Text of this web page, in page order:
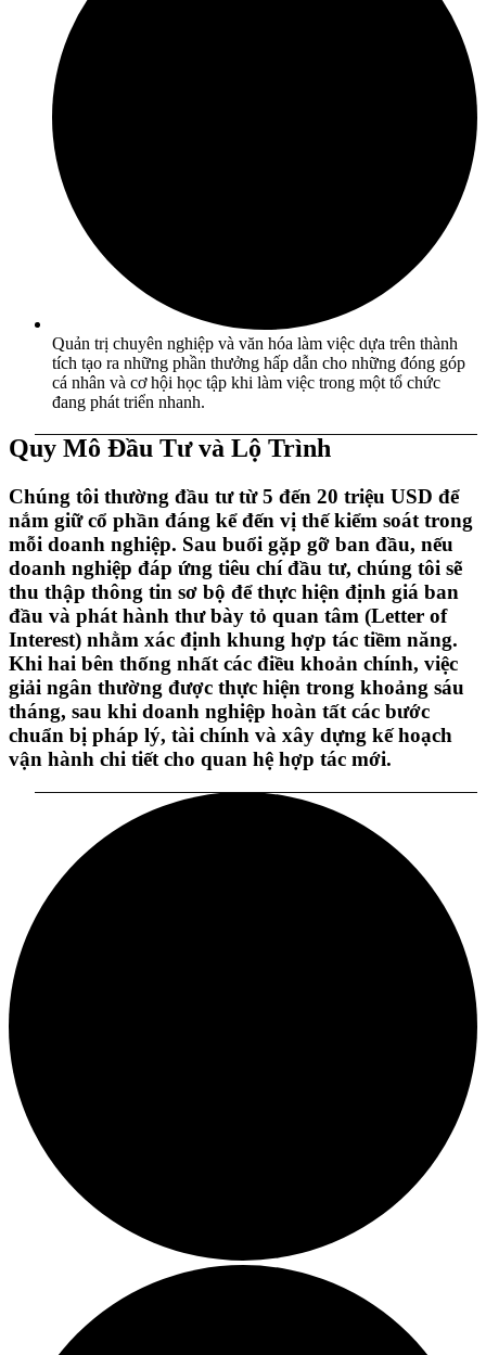
Quản trị chuyên nghiệp và văn hóa làm việc dựa trên thành
tích tạo ra những phần thưởng hấp dẫn cho những đóng góp
cá nhân và cơ hội học tập khi làm việc trong một tổ chức
đang phát triển nhanh.
Quy Mô Đầu Tư và Lộ Trình
Chúng tôi thường đầu tư từ 5 đến 20 triệu USD để
nắm giữ cổ phần đáng kể đến vị thế kiểm soát trong
mỗi doanh nghiệp. Sau buổi gặp gỡ ban đầu, nếu
doanh nghiệp đáp ứng tiêu chí đầu tư, chúng tôi sẽ
thu thập thông tin sơ bộ để thực hiện định giá ban
đầu và phát hành thư bày tỏ quan tâm (Letter of
Interest) nhằm xác định khung hợp tác tiềm năng.
Khi hai bên thống nhất các điều khoản chính, việc
giải ngân thường được thực hiện trong khoảng sáu
tháng, sau khi doanh nghiệp hoàn tất các bước
chuẩn bị pháp lý, tài chính và xây dựng kế hoạch
vận hành chi tiết cho quan hệ hợp tác mới.